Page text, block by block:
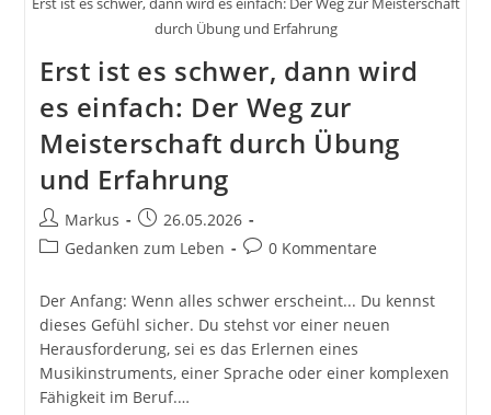
durch Übung und Erfahrung
Erst ist es schwer, dann wird
es einfach: Der Weg zur
Meisterschaft durch Übung
und Erfahrung
Beitrags-
Autor:
Markus
Beitrag
veröffentlicht:
26.05.2026
Beitrags-
Gedanken zum Leben
Beitrags-
0 Kommentare
Der Anfang: Wenn alles schwer erscheint... Du kennst
dieses Gefühl sicher. Du stehst vor einer neuen
Herausforderung, sei es das Erlernen eines
Musikinstruments, einer Sprache oder einer komplexen
Fähigkeit im Beruf.…